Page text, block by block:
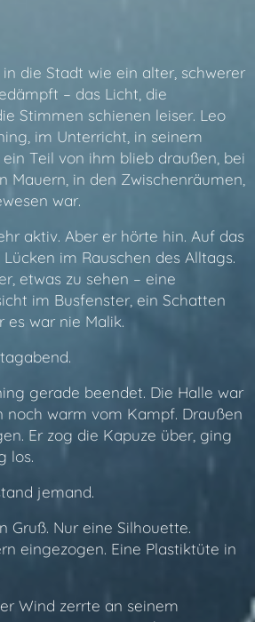
die Stadt wie ein alter, schwerer
– das Licht, die
Stimmen schienen leiser. Leo
im Unterricht, in seinem
Teil von ihm blieb draußen, bei
Mauern, in den Zwischenräumen,
war.
aktiv. Aber er hörte hin. Auf das
im Rauschen des Alltags.
etwas zu sehen – eine
im Busfenster, ein Schatten
es war nie Malik.
gerade beendet. Die Halle war
noch warm vom Kampf. Draußen
Er zog die Kapuze über, ging
los.
jemand.
Gruß. Nur eine Silhouette.
eingezogen. Eine Plastiktüte in
Wind zerrte an seinem